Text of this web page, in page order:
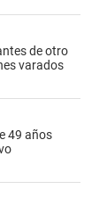
de otro
varados
49 años